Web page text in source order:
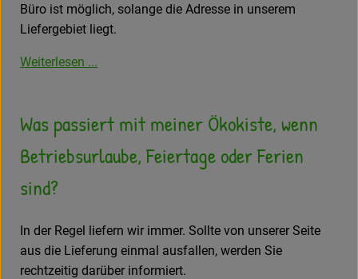
Büro ist möglich, solange die Adresse in unserem
Liefergebiet liegt.
Weiterlesen ...
Was passiert mit meiner Ökokiste, wenn
Betriebsurlaube, Feiertage oder Ferien
sind?
In der Regel liefern wir immer. Sollte von unserer Seite
aus die Lieferung einmal ausfallen, werden Sie
rechtzeitig darüber informiert.